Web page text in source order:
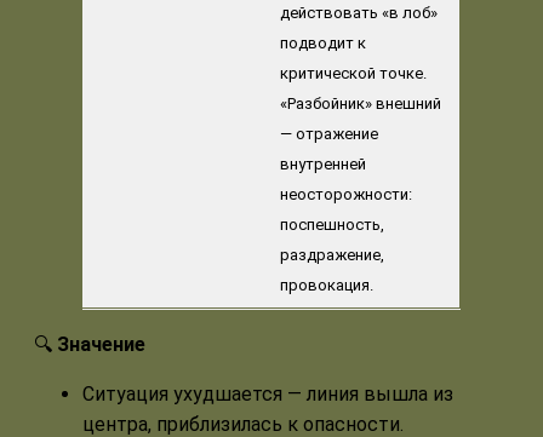
действовать «в лоб»
подводит к
критической точке.
«Разбойник» внешний
— отражение
внутренней
неосторожности:
поспешность,
раздражение,
провокация.
🔍 Значение
Ситуация ухудшается — линия вышла из
центра, приблизилась к опасности.